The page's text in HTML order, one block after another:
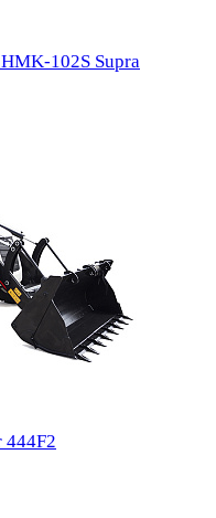
102S Supra
444F2